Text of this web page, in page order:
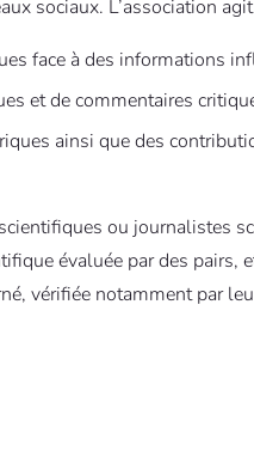
sociaux. L’association
face à des informations
et de commentaires
ainsi que des
ou journalistes
évaluée par des pairs,
vérifiée notamment par